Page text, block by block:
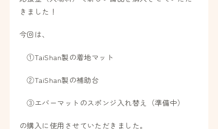
きました！
今回は、
①TaiShan製の着地マット
②TaiShan製の補助台
③エバーマットのスポンジ入れ替え（準備中）
の購入に使用させていただきました。